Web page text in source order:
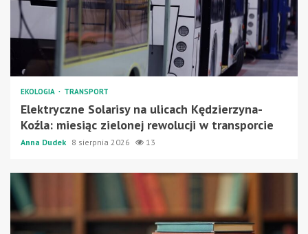
EKOLOGIA TRANSPORT
Elektryczne Solarisy na ulicach Kędzierzyna-
Koźla: miesiąc zielonej rewolucji w transporcie
Anna Dudek 8 sierpnia 2026 13